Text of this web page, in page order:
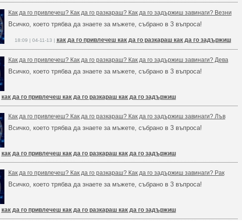
Как да го привлечеш? Как да го разкараш? Как да го задържиш завинаги? Везни
Всичко, което трябва да знаете за мъжете, събрано в 3 въпроса!
18:09 | 04-11-13 | как да го привлечеш как да го разкараш как да го задържиш
Как да го привлечеш? Как да го разкараш? Как да го задържиш завинаги? Дева
Всичко, което трябва да знаете за мъжете, събрано в 3 въпроса!
как да го привлечеш как да го разкараш как да го задържиш
Как да го привлечеш? Как да го разкараш? Как да го задържиш завинаги? Лъв
Всичко, което трябва да знаете за мъжете, събрано в 3 въпроса!
как да го привлечеш как да го разкараш как да го задържиш
Как да го привлечеш? Как да го разкараш? Как да го задържиш завинаги? Рак
Всичко, което трябва да знаете за мъжете, събрано в 3 въпроса!
как да го привлечеш как да го разкараш как да го задържиш